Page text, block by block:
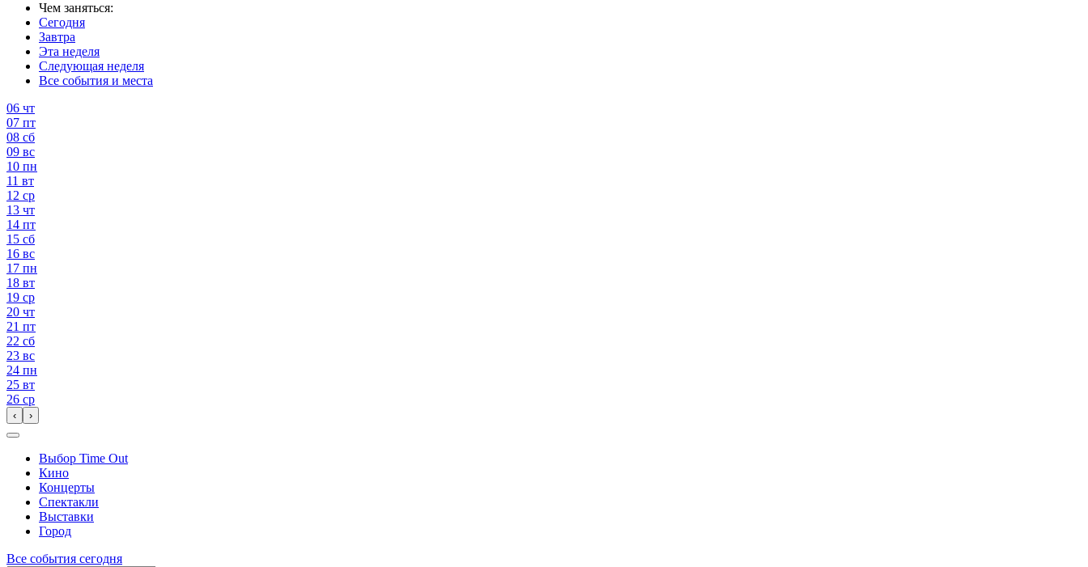
Чем заняться:
Сегодня
Завтра
Эта неделя
Следующая неделя
Все события и места
06 чт
07 пт
08 сб
09 вс
10 пн
11 вт
12 ср
13 чт
14 пт
15 сб
16 вс
17 пн
18 вт
19 ср
20 чт
21 пт
22 сб
23 вс
24 пн
25 вт
26 ср
‹ ›
Выбор Time Out
Кино
Концерты
Спектакли
Выставки
Город
Все события сегодня